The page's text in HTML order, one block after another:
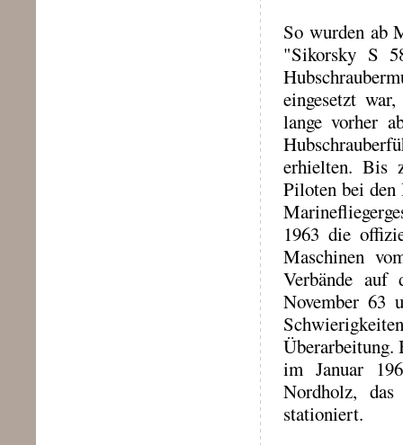
So wurden ab
"Sikorsky S
eingesetzt
lange vorher
erhielten. Bis
Piloten bei den
1963 die
Maschinen
Verbände
November 63
Überarbeitung.
im Januar
Nordholz,
stationiert.